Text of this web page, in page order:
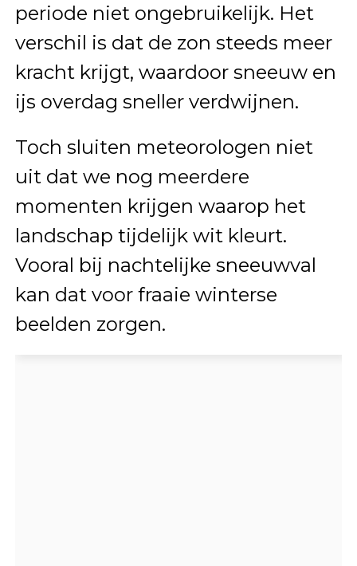
periode niet ongebruikelijk. Het
verschil is dat de zon steeds meer
kracht krijgt, waardoor sneeuw en
ijs overdag sneller verdwijnen.
Toch sluiten meteorologen niet
uit dat we nog meerdere
momenten krijgen waarop het
landschap tijdelijk wit kleurt.
Vooral bij nachtelijke sneeuwval
kan dat voor fraaie winterse
beelden zorgen.